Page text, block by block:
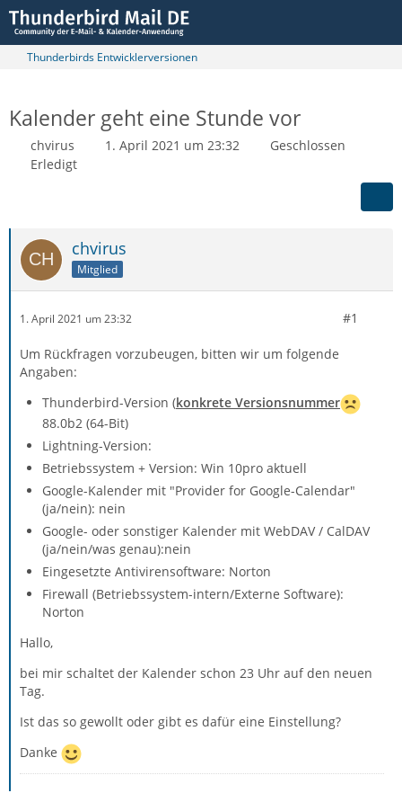
Thunderbirds Entwicklerversionen
Kalender geht eine Stunde vor
chvirus 1. April 2021 um 23:32
Geschlossen
Erledigt
chvirus
Mitglied
1. April 2021 um 23:32 #1
Um Rückfragen vorzubeugen, bitten wir um folgende
Angaben:
Thunderbird-Version (konkrete Versionsnummer
88.0b2 (64-Bit)
Lightning-Version:
Betriebssystem + Version: Win 10pro aktuell
Google-Kalender mit "Provider for Google-Calendar"
(ja/nein): nein
Google- oder sonstiger Kalender mit WebDAV / CalDAV
(ja/nein/was genau):nein
Eingesetzte Antivirensoftware: Norton
Firewall (Betriebssystem-intern/Externe Software):
Norton
Hallo,
bei mir schaltet der Kalender schon 23 Uhr auf den neuen
Tag.
Ist das so gewollt oder gibt es dafür eine Einstellung?
Danke